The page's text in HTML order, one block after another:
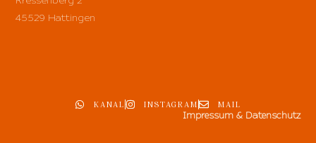
45529 Hattingen
KANAL INSTAGRAM MAIL
Impressum & Datenschutz